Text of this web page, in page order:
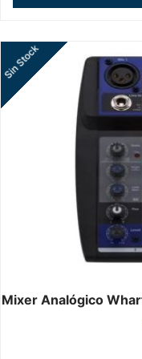
Mixer Analógico
Sin Stock